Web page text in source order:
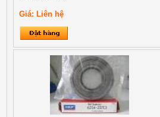
Giá: Liên hệ